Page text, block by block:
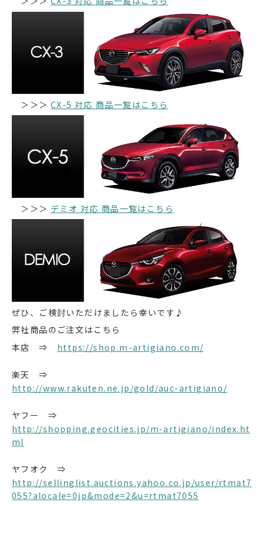
＞＞＞ CX-5 対応 商品一覧はこちら
＞＞＞ デミオ 対応 商品一覧はこちら
ぜひ、ご検討いただけましたら幸いです♪
弊社商品のご注文はこちら
本店 ⇒ https://shop.m-artigiano.com/
楽天 ⇒
http://www.rakuten.ne.jp/gold/auc-artigiano/
ヤフー ⇒
http://shopping.geocities.jp/m-artigiano/index.ht
ml
ヤフオク ⇒
http://sellinglist.auctions.yahoo.co.jp/user/rtmat7
055?alocale=0jp&mode=2&u=rtmat7055